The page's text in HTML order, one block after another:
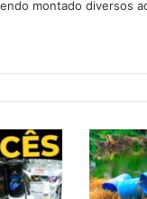
montado diversos